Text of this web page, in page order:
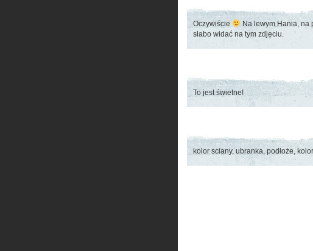
Oczywiście
Na lewym Hania, na
słabo widać na tym zdjęciu.
To jest świetne!
kolor sciany, ubranka, podłoże,